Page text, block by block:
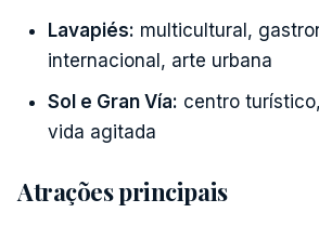
Lavapiés: multicultural,
internacional, arte urbana
Sol e Gran Vía: centro
vida agitada
Atrações principais